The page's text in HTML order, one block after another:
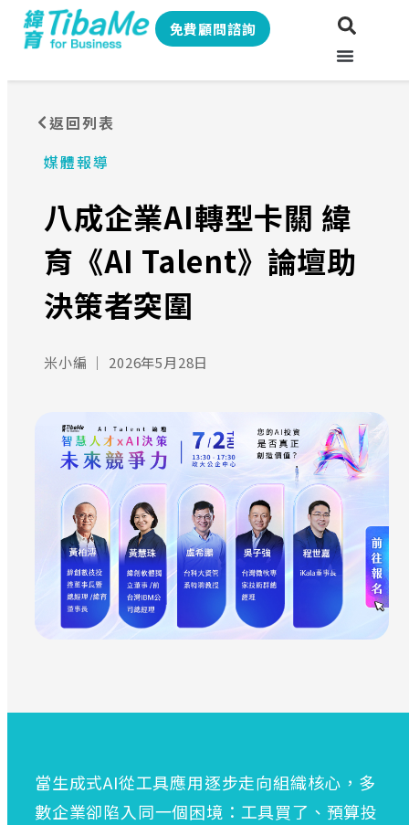
免費顧問諮詢
返回列表
媒體報導
八成企業AI轉型卡關 緯
育《AI Talent》論壇助
決策者突圍
米小編 ｜ 2026年5月28日
當生成式AI從工具應用逐步走向組織核心，多
數企業卻陷入同一個困境：工具買了、預算投